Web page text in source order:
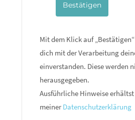
Bestätigen
Mit dem Klick auf
dich mit der Verarbeitung
einverstanden. Diese werden
herausgegeben.
Ausführliche Hinweise
meiner Datenschutzerklärung